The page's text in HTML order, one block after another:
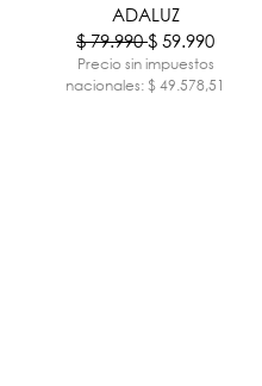
ADALUZ
$ 79.990$ 59.990
Precio sin impuestos
nacionales: $ 49.578,51